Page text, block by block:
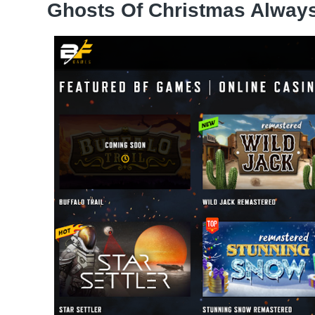
Ghosts Of Christmas